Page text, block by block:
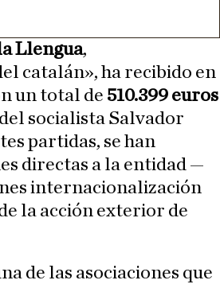
Llengua,
catalán», ha recibido en
un total de 510.399 euros
socialista Salvador
partidas, se han
directas a la entidad —
internacionalización
la acción exterior de
de las asociaciones que